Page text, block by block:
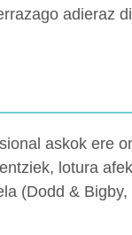
adieraz
askok ere
lotura
(Dodd & Bigby,